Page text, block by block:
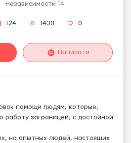
Независимости 14
124 1430 0
Написати
помощи людям, которые,
работу заграницей, с достойной
но опытных людей, настоящих